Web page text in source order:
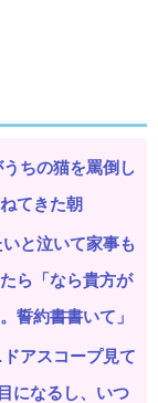
ちの猫を罵倒し
てきた朝
と泣いて家事も
ら「なら貴方が
誓約書書いて」
アスコープ見て
になるし、いつ